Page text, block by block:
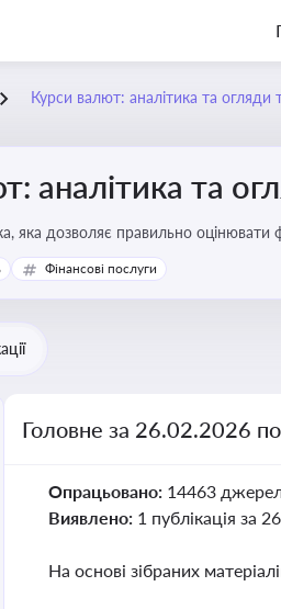
Курси валют: аналітика та огляди
аналітика та
яка дозволяє правильно оцінювати
ціни та прибутковість компанії
Фінансові послуги
Головне за 26.02.2026
Опрацьовано: 14463
Виявлено: 1 публікація за
На основі зібраних